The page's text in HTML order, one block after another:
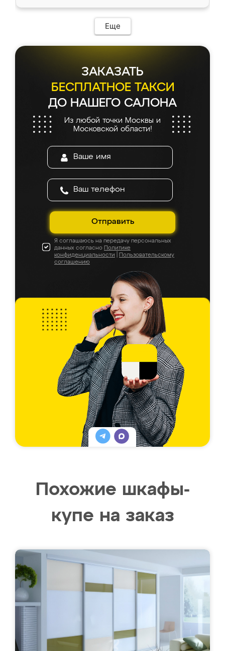
мебель сразу встала на свое место без
каких-либо доработок. Качеством осталась
довольна, все выглядит так, как и ожидала.
Еще
ЗАКАЗАТЬ
БЕСПЛАТНОЕ ТАКСИ
ДО НАШЕГО САЛОНА
Из любой точки Москвы и
Московской области!
Отправить
Я соглашаюсь на передачу персональных
данных согласно Политике
конфиденциальности
Пользовательскому
соглашению
Похожие шкафы-
купе на заказ